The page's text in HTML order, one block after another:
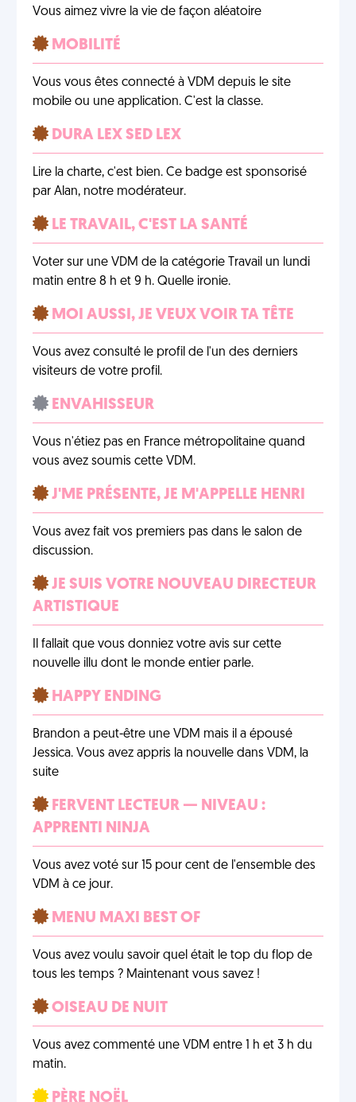
Vous aimez vivre la vie de façon aléatoire
MOBILITÉ
Vous vous êtes connecté à VDM depuis le site
mobile ou une application. C'est la classe.
DURA LEX SED LEX
Lire la charte, c'est bien. Ce badge est sponsorisé
par Alan, notre modérateur.
LE TRAVAIL, C'EST LA SANTÉ
Voter sur une VDM de la catégorie Travail un lundi
matin entre 8 h et 9 h. Quelle ironie.
MOI AUSSI, JE VEUX VOIR TA TÊTE
Vous avez consulté le profil de l'un des derniers
visiteurs de votre profil.
ENVAHISSEUR
Vous n'étiez pas en France métropolitaine quand
vous avez soumis cette VDM.
J'ME PRÉSENTE, JE M'APPELLE HENRI
Vous avez fait vos premiers pas dans le salon de
discussion.
JE SUIS VOTRE NOUVEAU DIRECTEUR
ARTISTIQUE
Il fallait que vous donniez votre avis sur cette
nouvelle illu dont le monde entier parle.
HAPPY ENDING
Brandon a peut-être une VDM mais il a épousé
Jessica. Vous avez appris la nouvelle dans VDM, la
suite
FERVENT LECTEUR — NIVEAU :
APPRENTI NINJA
Vous avez voté sur 15 pour cent de l'ensemble des
VDM à ce jour.
MENU MAXI BEST OF
Vous avez voulu savoir quel était le top du flop de
tous les temps ? Maintenant vous savez !
OISEAU DE NUIT
Vous avez commenté une VDM entre 1 h et 3 h du
matin.
PÈRE NOËL